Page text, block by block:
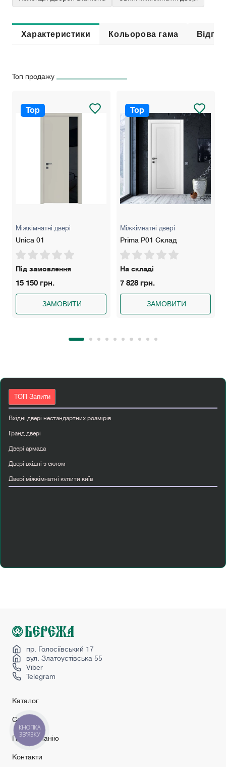
Характеристики Кольорова гама
Топ продажу
Top
Міжкімнатні двері
Unica 01
Під замовлення
15 150 грн.
ЗАМОВИТИ
Top
Міжкімнатні двері
Prima P01 Склад
На складі
7 828 грн.
ЗАМОВИТИ
ТОП Запити
Вхідні двері нестандартних розмірів
Гранд двері
Двері армада
Двері вхідні з склом
Двері міжкімнатні купити київ
Купити розсувні двері
Secret doors
Sliding doorsпр. Голосіївський 17
вул. Златоустівська 55
Viber
Telegram
Каталог
Сервіс
Про компанію
Контакти
КНОПКА
ЗВ'ЯЗКУ